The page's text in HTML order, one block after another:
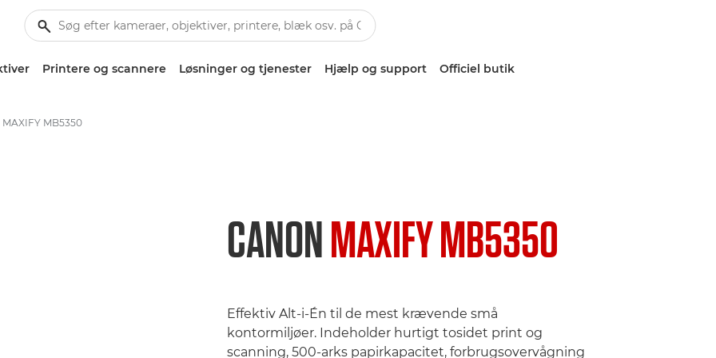
Printere og scannere Løsninger og tjenester Hjælp og support Officiel butik
MAXIFY MB5350
CANONMAXIFY MB5350
Effektiv Alt-i-Én til de mest krævende små
kontormiljøer. Indeholder hurtigt tosidet print og
scanning, 500-arks papirkapacitet, forbrugsovervågning